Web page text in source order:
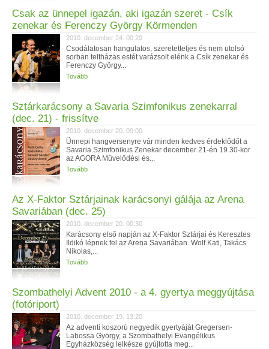
Csak az ünnepel igazán, aki igazán szeret - Csík
zenekar és Ferenczy György Körmenden
2010. december 24. 00:20
Csodálatosan hangulatos, szeretetteljes és nem utolsó
sorban teltházas estét varázsolt elénk a Csík zenekar és
Ferenczy György...
Tovább
Sztárkarácsony a Savaria Szimfonikus zenekarral
(dec. 21) - frissítve
2010. december 20. 09:00
Ünnepi hangversenyre vár minden kedves érdeklődőt a
Savaria Szimfonikus Zenekar december 21-én 19.30-kor
az AGORA Művelődési és...
Tovább
Az X-Faktor Sztárjainak karácsonyi gálája az Arena
Savariában (dec. 25)
2010. december 20. 00:30
Karácsony első napján az X-Faktor Sztárjai és Keresztes
Ildikó lépnek fel az Arena Savariában. Wolf Kati, Takács
Nikolas,...
Tovább
Szombathelyi Advent 2010 - a 4. gyertya meggyújtása
(fotóriport)
2010. december 19. 13:20
Az adventi koszorú negyedik gyertyáját Gregersen-
Labossa György, a Szombathelyi Evangélikus
Egyházközség lelkésze gyújtotta meg...